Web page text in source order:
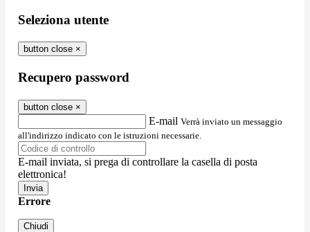
Seleziona utente
button close ×
Recupero password
button close ×
E-mail Verrà inviato un messaggio
all'indirizzo indicato con le istruzioni necessarie.
E-mail inviata, si prega di controllare la casella di posta
elettronica!
Errore
Chiudi